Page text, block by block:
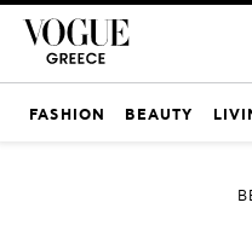
FASHION BEAUTY